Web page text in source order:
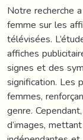
Notre recherche
femme sur les
télévisées.
affiches
signes et des
signification. Les
femmes,
genre.
d’images,